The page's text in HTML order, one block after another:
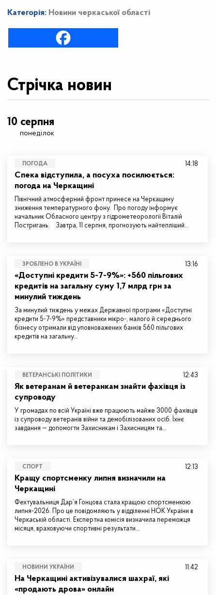
Категорія: Новини черкаської області
Стрічка новин
10 серпня
понеділок
ПОГОДА
Спека відступила, а посуха посилюється:
погода на Черкащині
Північний атмосферний фронт принесе на Черкащину
зниження температурного фону. Про погоду інформує
начальник Обласного центру з гідрометеорології Віталій
Постригань. Завтра, 11 серпня, прогнозують найтепліший…
14:18
ЗРОБЛЕНО В УКРАЇНІ
«Доступні кредити 5-7-9%»: +560 пільгових
кредитів на загальну суму 1,7 млрд грн за
минулий тиждень
За минулий тиждень у межах Державної програми «Доступні
кредити 5-7-9%» представники мікро-, малого й середнього
бізнесу отримали від уповноважених банків 560 пільгових
кредитів на загальну…
13:16
ВЕТЕРАНСЬКІ ПОЛІТИКИ
Як ветеранам й ветеранкам знайти фахівця із
супроводу
У громадах по всій Україні вже працюють майже 3000 фахівців
із супроводу ветеранів війни та демобілізованих осіб. Їхнє
завдання — допомогти Захисникам і Захисницям та…
12:43
СПОРТ
Кращу спортсменку липня визначили на
Черкащині
Фехтувальниця Дар’я Гонцова стала кращою спортсменкою
липня-2026. Про це повідомляють у відділенні НОК України в
Черкаській області. Експертна комісія визначила переможця
місяця, враховуючи спортивні результати…
12:13
НОВИНИ УКРАЇНИ
На Черкащині активізувалися шахраї, які
«продають дрова» онлайн
11:42